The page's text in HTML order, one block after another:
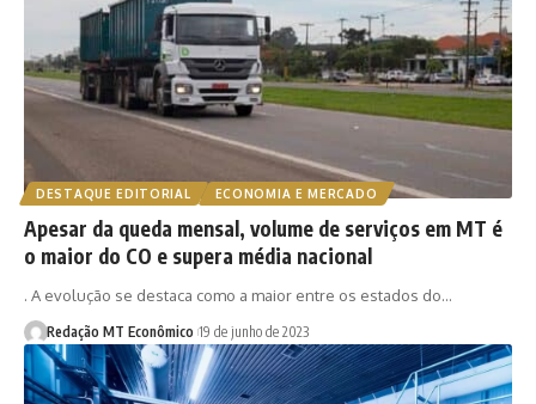
DESTAQUE EDITORIAL ECONOMIA E MERCADO
Apesar da queda mensal, volume de serviços em MT é
o maior do CO e supera média nacional
. A evolução se destaca como a maior entre os estados do…
Redação MT Econômico 19 de junho de 2023